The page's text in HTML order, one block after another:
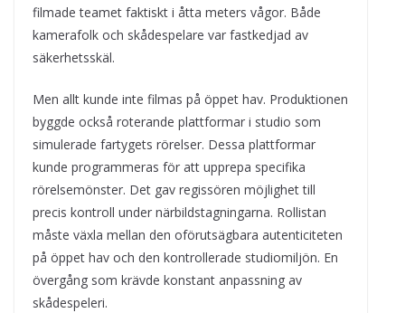
filmade teamet faktiskt i åtta meters vågor. Både
kamerafolk och skådespelare var fastkedjad av
säkerhetsskäl.
Men allt kunde inte filmas på öppet hav. Produktionen
byggde också roterande plattformar i studio som
simulerade fartygets rörelser. Dessa plattformar
kunde programmeras för att upprepa specifika
rörelsemönster. Det gav regissören möjlighet till
precis kontroll under närbildstagningarna. Rollistan
måste växla mellan den oförutsägbara autenticiteten
på öppet hav och den kontrollerade studiomiljön. En
övergång som krävde konstant anpassning av
skådespeleri.